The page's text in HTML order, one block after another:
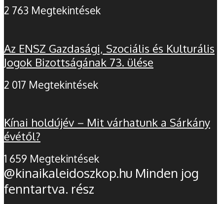
2 763 Megtekintések
Az ENSZ Gazdasági, Szociális és Kulturális
Jogok Bizottságának 73. ülése
2 017 Megtekintések
Kínai holdújév – Mit várhatunk a Sárkány
évétől?
1 659 Megtekintések
@kinaikaleidoszkop.hu Minden jog
fenntartva. rész